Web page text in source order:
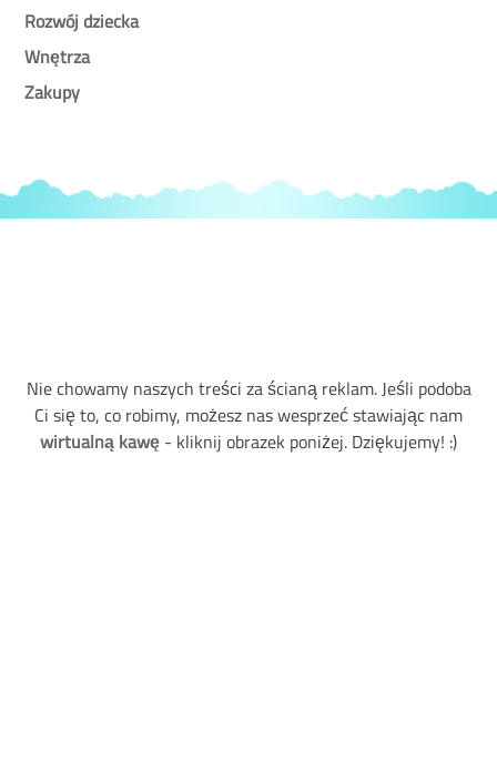
Rozwój dziecka
Wnętrza
Zakupy
Nie chowamy naszych treści za ścianą reklam. Jeśli podoba
Ci się to, co robimy, możesz nas wesprzeć stawiając nam
wirtualną kawę - kliknij obrazek poniżej. Dziękujemy! :)